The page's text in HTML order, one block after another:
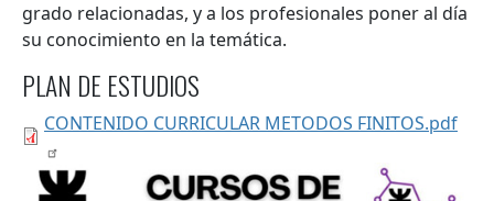
grado relacionadas, y a los profesionales poner al día
su conocimiento en la temática.
PLAN DE ESTUDIOS
CONTENIDO CURRICULAR METODOS FINITOS.pdf
Flyer